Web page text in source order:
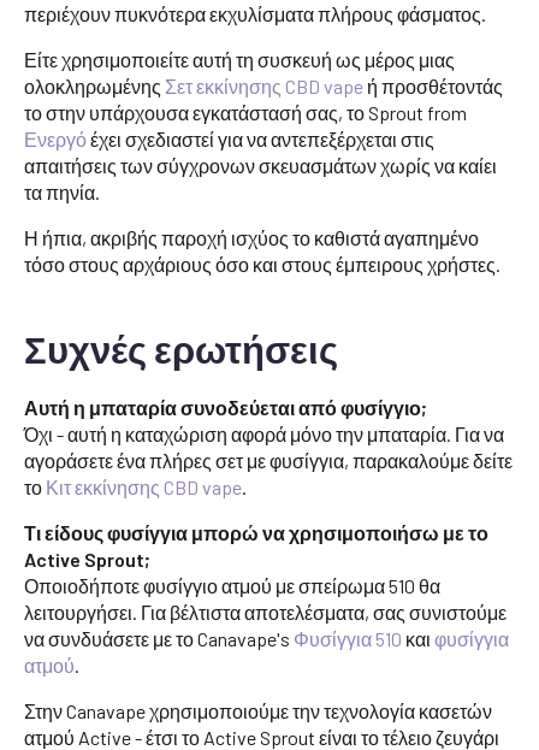
περιέχουν πυκνότερα εκχυλίσματα πλήρους φάσματος.
Είτε χρησιμοποιείτε αυτή τη συσκευή ως μέρος μιας
ολοκληρωμένης Σετ εκκίνησης CBD vape ή προσθέτοντάς
το στην υπάρχουσα εγκατάστασή σας, το Sprout from
Ενεργόέχει σχεδιαστεί για να αντεπεξέρχεται στις
απαιτήσεις των σύγχρονων σκευασμάτων χωρίς να καίει
τα πηνία.
Η ήπια, ακριβής παροχή ισχύος το καθιστά αγαπημένο
τόσο στους αρχάριους όσο και στους έμπειρους χρήστες.
Συχνές ερωτήσεις
Αυτή η μπαταρία συνοδεύεται από φυσίγγιο;
Όχι - αυτή η καταχώριση αφορά μόνο την μπαταρία. Για να
αγοράσετε ένα πλήρες σετ με φυσίγγια, παρακαλούμε δείτε
το Κιτ εκκίνησης CBD vape.
Τι είδους φυσίγγια μπορώ να χρησιμοποιήσω με το
Active Sprout;
Οποιοδήποτε φυσίγγιο ατμού με σπείρωμα 510 θα
λειτουργήσει. Για βέλτιστα αποτελέσματα, σας συνιστούμε
να συνδυάσετε με το Canavape's Φυσίγγια 510 και φυσίγγια
ατμού.
Στην Canavape χρησιμοποιούμε την τεχνολογία κασετών
ατμού Active - έτσι το Active Sprout είναι το τέλειο ζευγάρι